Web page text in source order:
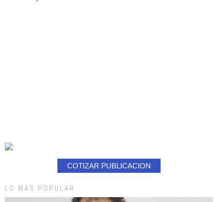
COTIZAR PUBLICACION
LO MAS POPULAR